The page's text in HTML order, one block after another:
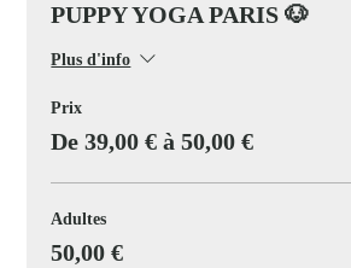
PUPPY YOGA PARIS 🐶
Plus d'info
Prix
De 39,00 € à 50,00 €
Adultes
50,00 €